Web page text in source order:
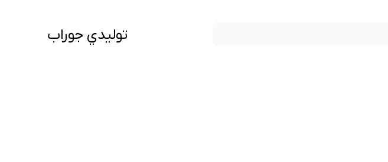
توليدي جوراب